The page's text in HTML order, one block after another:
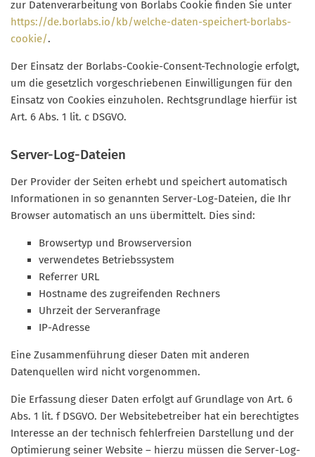
zur Datenverarbeitung von Borlabs Cookie finden Sie unter
https://de.borlabs.io/kb/welche-daten-speichert-borlabs-
cookie/.
Der Einsatz der Borlabs-Cookie-Consent-Technologie erfolgt,
um die gesetzlich vorgeschriebenen Einwilligungen für den
Einsatz von Cookies einzuholen. Rechtsgrundlage hierfür ist
Art. 6 Abs. 1 lit. c DSGVO.
Server-Log-Dateien
Der Provider der Seiten erhebt und speichert automatisch
Informationen in so genannten Server-Log-Dateien, die Ihr
Browser automatisch an uns übermittelt. Dies sind:
Browsertyp und Browserversion
verwendetes Betriebssystem
Referrer URL
Hostname des zugreifenden Rechners
Uhrzeit der Serveranfrage
IP-Adresse
Eine Zusammenführung dieser Daten mit anderen
Datenquellen wird nicht vorgenommen.
Die Erfassung dieser Daten erfolgt auf Grundlage von Art. 6
Abs. 1 lit. f DSGVO. Der Websitebetreiber hat ein berechtigtes
Interesse an der technisch fehlerfreien Darstellung und der
Optimierung seiner Website – hierzu müssen die Server-Log-